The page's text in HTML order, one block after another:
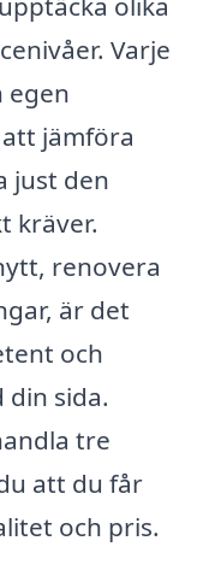
Varje
egen
jämföra
just den
kräver.
renovera
är det
och
sida.
tre
att du får
och pris.